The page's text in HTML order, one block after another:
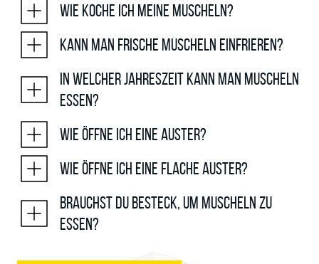
Wie koche ich meine Muscheln?
Kann man frische Muscheln einfrieren?
In welcher Jahreszeit kann man Muscheln
essen?
Wie öffne ich eine Auster?
Wie öffne ich eine flache Auster?
Brauchst du Besteck, um Muscheln zu
essen?